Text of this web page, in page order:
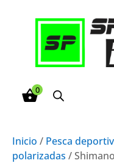
0
Inicio / Pesca
polarizadas /